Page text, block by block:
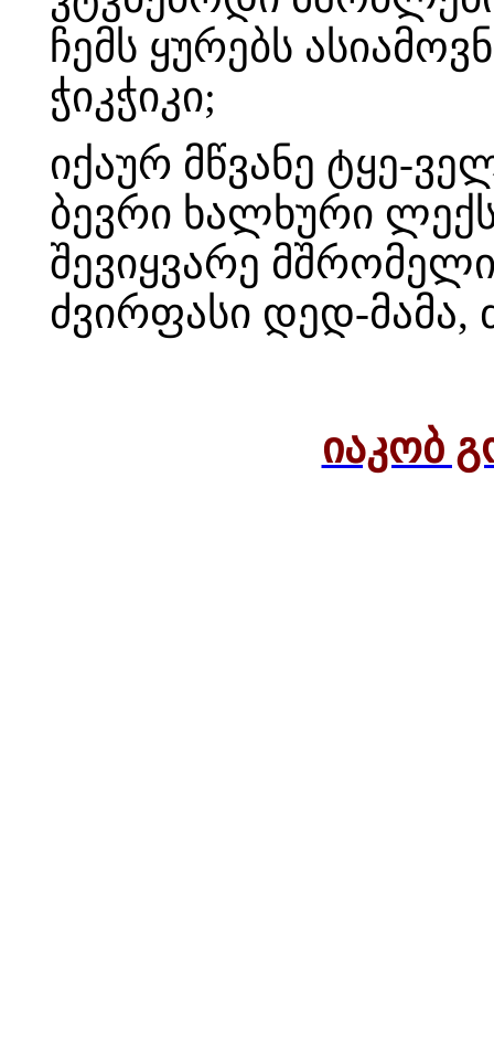
ჩემს ყურებს
ჭიკჭიკი;
იქაურ მწვანე ტყე-
ბევრი ხალხური
შევიყვარე
ძვირფასი დედ-მამა,
იაკობ